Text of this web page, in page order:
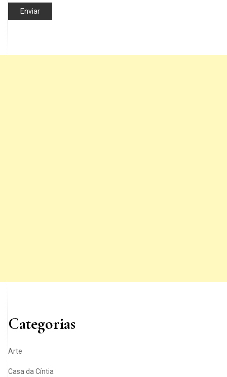
Categorias
Arte
Casa da Cíntia